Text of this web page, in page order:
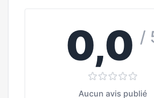
0,0 /
Aucun avis publié